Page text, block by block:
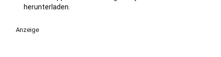
herunterladen.
Anzeige